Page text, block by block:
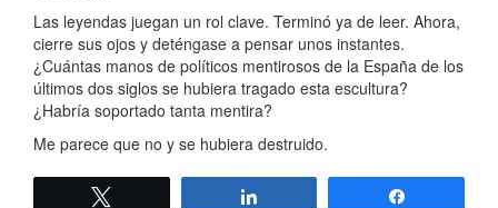
Las leyendas juegan un rol clave. Terminó ya de leer. Ahora,
cierre sus ojos y deténgase a pensar unos instantes.
¿Cuántas manos de políticos mentirosos de la España de los
últimos dos siglos se hubiera tragado esta escultura?
¿Habría soportado tanta mentira?
Me parece que no y se hubiera destruido.